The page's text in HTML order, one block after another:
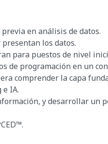
en análisis de datos.
los datos.
para puestos de nivel
de programación en un
comprender la capa
IA.
y desarrollar un